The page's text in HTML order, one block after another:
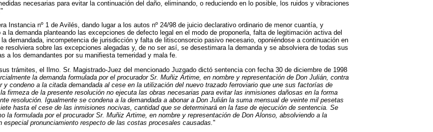
necesarias para evitar la continuación del daño, eliminando, o reduciendo en lo posible, los ruidos y vibraciones
Instancia nº 1 de Avilés, dando lugar a los autos nº 24/98 de juicio declarativo ordinario de menor cuantía, y
la demanda planteando las excepciones de defecto legal en el modo de proponerla, falta de legitimación activa del
demandada, incompetencia de jurisdicción y falta de litisconsorcio pasivo necesario, oponiéndose a continuación en
resolviera sobre las excepciones alegadas y, de no ser así, se desestimara la demanda y se absolviera de todas sus
a los demandantes por su manifiesta temeridad y mala fe.
trámites, el Ilmo. Sr. Magistrado-Juez del mencionado Juzgado dictó sentencia con fecha 30 de diciembre de 1998
la demanda formulada por el procurador Sr. Muñiz Artime, en nombre y representación de Don Julián, contra
condeno a la citada demandada al cese en la utilización del nuevo trazado ferroviario que une sus factorías de
firmeza de la presente resolución no ejecuta las obras necesarias para evitar las inmisiones dañosas en la forma
resolución. Igualmente se condena a la demandada a abonar a Don Julián la suma mensual de veinte mil pesetas
hasta el cese de las inmisiones nocivas, cantidad que se determinará en la fase de ejecución de sentencia. Se
la formulada por el procurador Sr. Muñiz Artime, en nombre y representación de Don Alonso, absolviendo a la
pronunciamiento respecto de las costas procesales causadas. "